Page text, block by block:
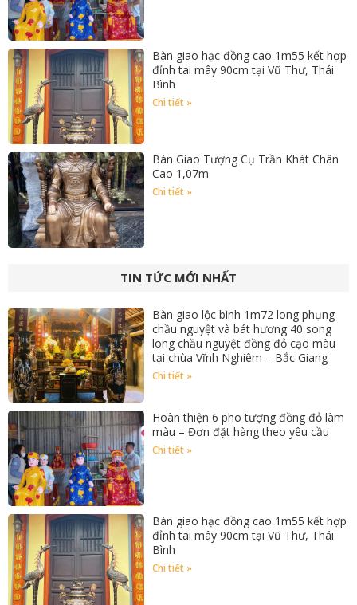
Bàn giao hạc đồng cao 1m55 kết hợp
đỉnh tai mây 90cm tại Vũ Thư, Thái
Bình
Chi tiết »
Bàn Giao Tượng Cụ Trần Khát Chân
Cao 1,07m
Chi tiết »
TIN TỨC MỚI NHẤT
Bàn giao lộc bình 1m72 long phụng
chầu nguyệt và bát hương 40 song
long chầu nguyệt đồng đỏ cạo màu
tại chùa Vĩnh Nghiêm – Bắc Giang
Chi tiết »
Hoàn thiện 6 pho tượng đồng đỏ làm
màu – Đơn đặt hàng theo yêu cầu
Chi tiết »
Bàn giao hạc đồng cao 1m55 kết hợp
đỉnh tai mây 90cm tại Vũ Thư, Thái
Bình
Chi tiết »